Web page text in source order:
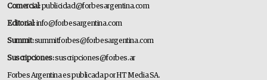
Comercial:publicidad@forbesargentina.com
Editorial:info@forbesargentina.com
Summit:summitforbes@forbesargentina.com
Suscripciones:suscripciones@forbes.ar
Forbes Argentina es publicada por HT Media SA.